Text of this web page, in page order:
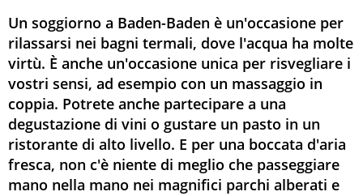
Un soggiorno a Baden-Baden è un'occasione per
rilassarsi nei bagni termali, dove l'acqua ha molte
virtù. È anche un'occasione unica per risvegliare i
vostri sensi, ad esempio con un massaggio in
coppia. Potrete anche partecipare a una
degustazione di vini o gustare un pasto in un
ristorante di alto livello. E per una boccata d'aria
fresca, non c'è niente di meglio che passeggiare
mano nella mano nei magnifici parchi alberati e